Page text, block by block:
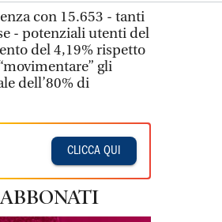
con 15.653 - tanti
- potenziali utenti del
del 4,19% rispetto
gli
dell’80% di
CLICCA QUI